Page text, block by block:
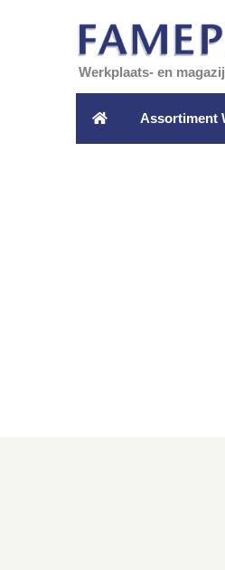
Werkplaats- en
Assortiment